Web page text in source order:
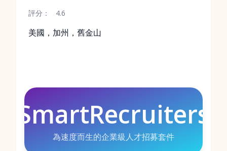
評分： 4.6
美國，加州，舊金山
SmartRecruiters
為速度而生的企業級人才招募套件